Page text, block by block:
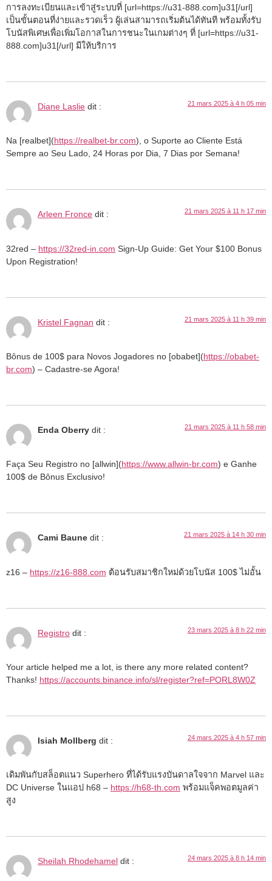
การลงทะเบียนและเข้าสู่ระบบที่ [url=https://u31-888.com]u31[/url]
เป็นขั้นตอนที่ง่ายและรวดเร็ว ผู้เล่นสามารถเริ่มต้นได้ทันที พร้อมทั้งรับ
โบนัสพิเศษเพื่อเพิ่มโอกาสในการชนะในเกมต่างๆ ที่ [url=https://u31-
888.com]u31[/url] มีให้บริการ
Diane Laslie dit : 21 mars 2025 à 4 h 05 min
Na [realbet](https://realbet-br.com), o Suporte ao Cliente Está
Sempre ao Seu Lado, 24 Horas por Dia, 7 Dias por Semana!
Arleen Fronce dit : 21 mars 2025 à 11 h 17 min
32red – https://32red-in.com Sign-Up Guide: Get Your $100 Bonus
Upon Registration!
Kristel Fagnan dit : 21 mars 2025 à 11 h 39 min
Bônus de 100$ para Novos Jogadores no [obabet](https://obabet-
br.com) – Cadastre-se Agora!
Enda Oberry dit : 21 mars 2025 à 11 h 58 min
Faça Seu Registro no [allwin](https://www.allwin-br.com) e Ganhe
100$ de Bônus Exclusivo!
Cami Baune dit : 21 mars 2025 à 14 h 30 min
z16 – https://z16-888.com ต้อนรับสมาชิกใหม่ด้วยโบนัส 100$ ไม่อั้น
Registro dit : 23 mars 2025 à 8 h 22 min
Your article helped me a lot, is there any more related content?
Thanks! https://accounts.binance.info/sl/register?ref=PORL8W0Z
Isiah Mollberg dit : 24 mars 2025 à 4 h 57 min
เดิมพันกับสล็อตแนว Superhero ที่ได้รับแรงบันดาลใจจาก Marvel และ
DC Universe ในแอป h68 – https://h68-th.com พร้อมแจ็คพอตมูลค่า
สูง
Sheilah Rhodehamel dit : 24 mars 2025 à 8 h 14 min